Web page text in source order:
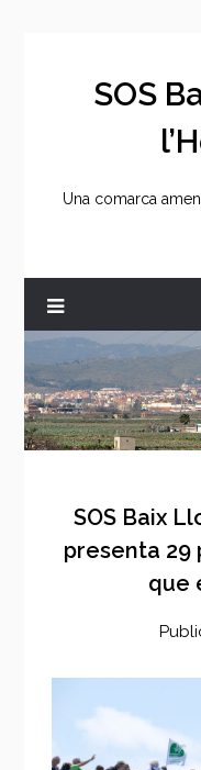
SOS
Una comarca
SOS Baix
presenta 29
que